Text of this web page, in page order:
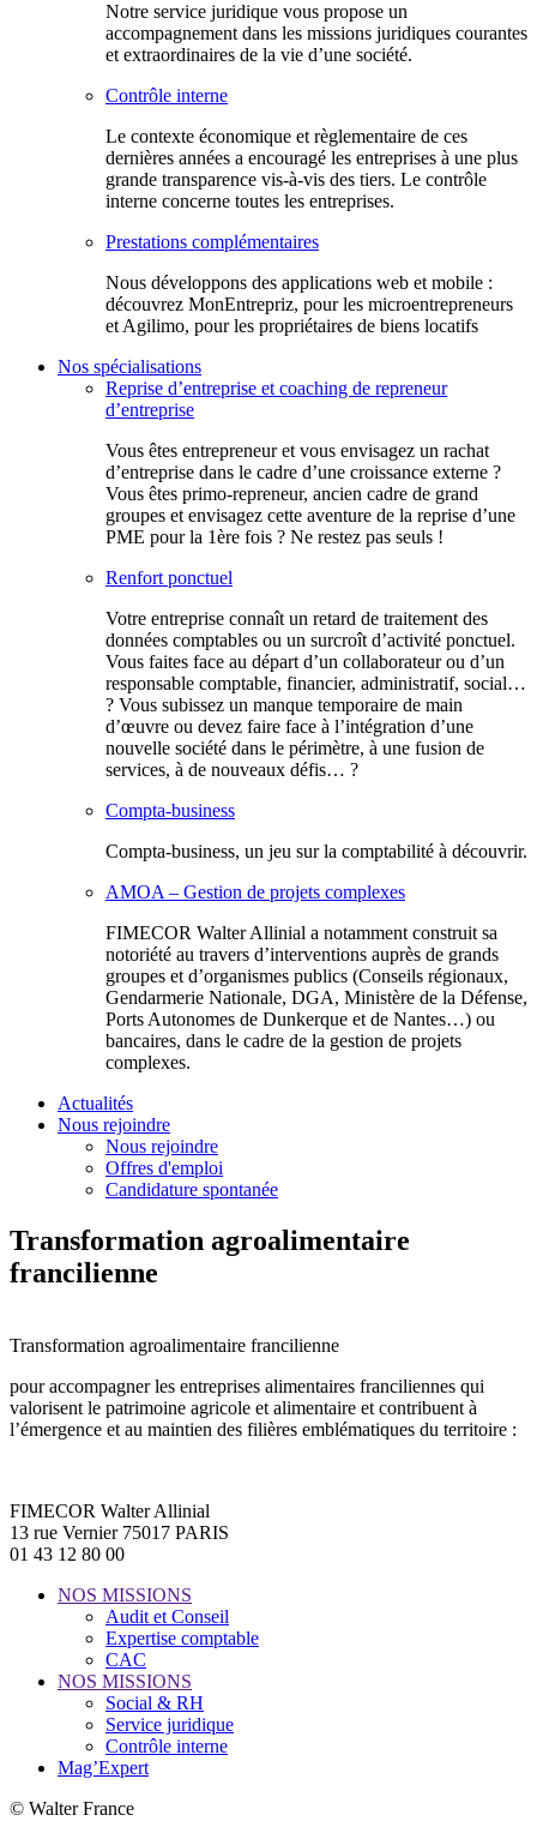
Notre service juridique vous propose un
accompagnement dans les missions juridiques courantes
et extraordinaires de la vie d’une société.
Contrôle interne
Le contexte économique et règlementaire de ces
dernières années a encouragé les entreprises à une plus
grande transparence vis-à-vis des tiers. Le contrôle
interne concerne toutes les entreprises.
Prestations complémentaires
Nous développons des applications web et mobile :
découvrez MonEntrepriz, pour les microentrepreneurs
et Agilimo, pour les propriétaires de biens locatifs
Nos spécialisations
Reprise d’entreprise et coaching de repreneur
d’entreprise
Vous êtes entrepreneur et vous envisagez un rachat
d’entreprise dans le cadre d’une croissance externe ?
Vous êtes primo-repreneur, ancien cadre de grand
groupes et envisagez cette aventure de la reprise d’une
PME pour la 1ère fois ? Ne restez pas seuls !
Renfort ponctuel
Votre entreprise connaît un retard de traitement des
données comptables ou un surcroît d’activité ponctuel.
Vous faites face au départ d’un collaborateur ou d’un
responsable comptable, financier, administratif, social…
? Vous subissez un manque temporaire de main
d’œuvre ou devez faire face à l’intégration d’une
nouvelle société dans le périmètre, à une fusion de
services, à de nouveaux défis… ?
Compta-business
Compta-business, un jeu sur la comptabilité à découvrir.
AMOA – Gestion de projets complexes
FIMECOR Walter Allinial a notamment construit sa
notoriété au travers d’interventions auprès de grands
groupes et d’organismes publics (Conseils régionaux,
Gendarmerie Nationale, DGA, Ministère de la Défense,
Ports Autonomes de Dunkerque et de Nantes…) ou
bancaires, dans le cadre de la gestion de projets
complexes.
Actualités
Nous rejoindre
Nous rejoindre
Offres d'emploi
Candidature spontanée
Transformation agroalimentaire
francilienne
Transformation agroalimentaire francilienne
pour accompagner les entreprises alimentaires franciliennes qui
valorisent le patrimoine agricole et alimentaire et contribuent à
l’émergence et au maintien des filières emblématiques du territoire :
FIMECOR Walter Allinial
13 rue Vernier 75017 PARIS
01 43 12 80 00
NOS MISSIONS
Audit et Conseil
Expertise comptable
CAC
NOS MISSIONS
Social & RH
Service juridique
Contrôle interne
Mag’Expert
© Walter France